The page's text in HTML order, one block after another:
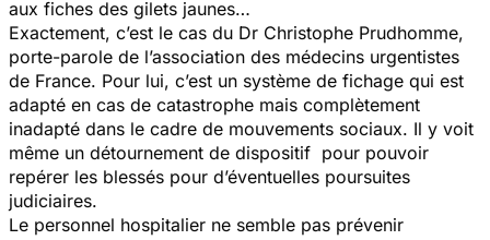
aux fiches des gilets jaunes…
Exactement, c’est le cas du Dr Christophe Prudhomme,
porte-parole de l’association des médecins urgentistes
de France. Pour lui, c’est un système de fichage qui est
adapté en cas de catastrophe mais complètement
inadapté dans le cadre de mouvements sociaux. Il y voit
même un détournement de dispositif pour pouvoir
repérer les blessés pour d’éventuelles poursuites
judiciaires.
Le personnel hospitalier ne semble pas prévenir